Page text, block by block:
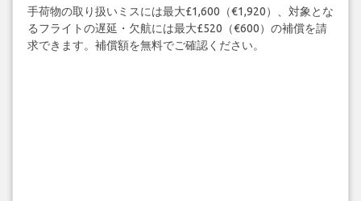
手荷物の取り扱いミスには最大£1,600（€1,920）、対象とな
るフライトの遅延・欠航には最大£520（€600）の補償を請
求できます。補償額を無料でご確認ください。